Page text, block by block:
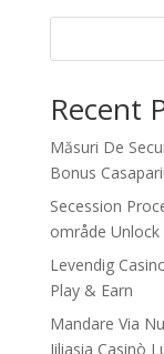
Recent
Măsuri De
Bonus
Secession
område Unlock
Levendig
Play & Earn
Mandare Via
Jiliasia Casinò